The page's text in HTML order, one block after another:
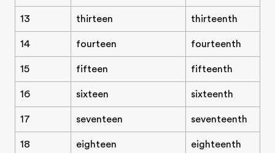
13 thirteen thirteenth
14 fourteen fourteenth
15 fifteen fifteenth
16 sixteen sixteenth
17 seventeen seventeenth
18 eighteen eighteenth